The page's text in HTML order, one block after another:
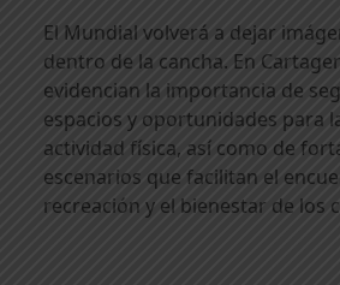
El Mundial volverá a dejar
dentro de la cancha. En
evidencian la importancia de
espacios y oportunidades para
actividad física, así como de
escenarios que facilitan el
recreación y el bienestar de los